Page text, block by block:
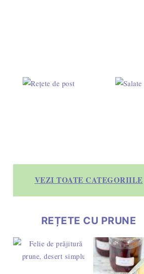
VEZI TOATE CATEGORIILE
REȚETE CU PRUNE